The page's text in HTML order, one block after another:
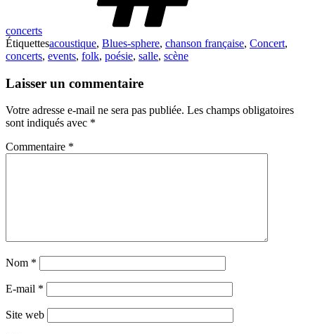
concerts
Étiquettesacoustique, Blues-sphere, chanson française, Concert,
concerts, events, folk, poésie, salle, scène
Laisser un commentaire
Votre adresse e-mail ne sera pas publiée. Les champs obligatoires
sont indiqués avec *
Commentaire *
Nom *
E-mail *
Site web